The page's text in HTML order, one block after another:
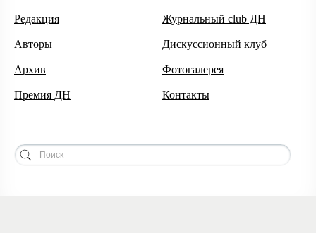
Редакция
Авторы
Архив
Премия ДН
Журнальный club ДН
Дискуссионный клуб
Фотогалерея
Контакты